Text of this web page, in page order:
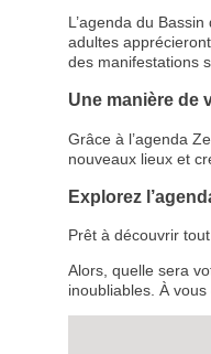
L’agenda du
adultes
des manifestations
Une manière de
Grâce à l’agenda
nouveaux lieux et
Explorez
Prêt à découvrir
Alors, quelle sera
inoubliables. À